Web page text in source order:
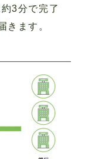
3分で完了
きます。